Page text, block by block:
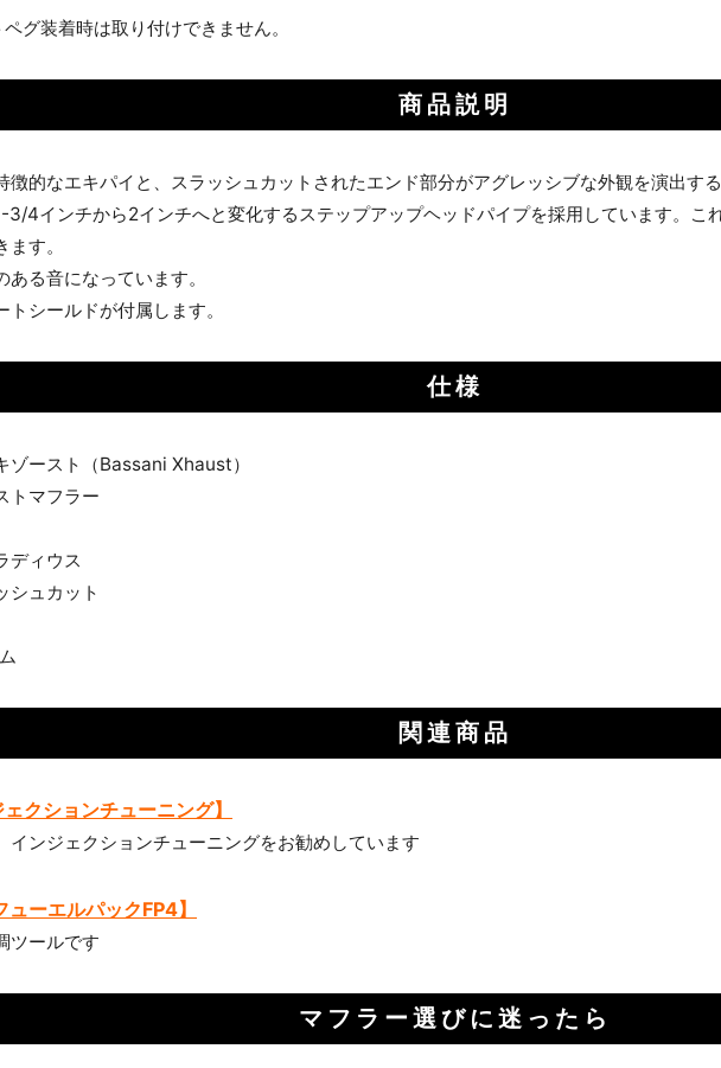
グ装着時は取り付けできません。
商品説明
徴的なエキパイと、スラッシュカットされたエンド部分がアグレッシブな外観を演出す
3/4インチから2インチへと変化するステップアップヘッドパイプを採用しています。こ
す。
る音になっています。
シールドが付属します。
仕様
ゾースト（Bassani Xhaust）
トマフラー
ディウス
シュカット
関連商品
クションチューニング】
インジェクションチューニングをお勧めしています
ューエルパックFP4】
ツールです
マフラー選びに迷ったら